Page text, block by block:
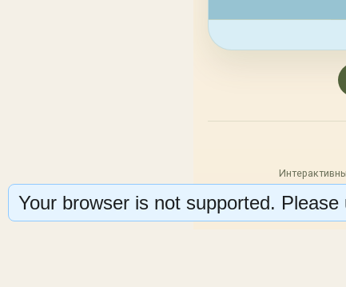
Your browser is not supported.